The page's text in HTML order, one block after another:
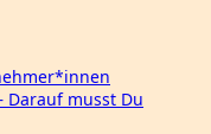
Darauf musst Du